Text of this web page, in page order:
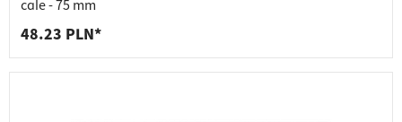
cale - 75 mm
48.23 PLN*